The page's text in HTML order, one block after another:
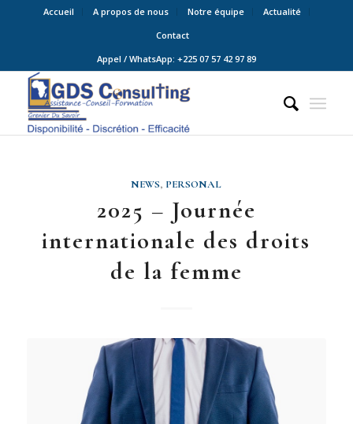
Accueil A propos de nous Notre équipe
Actualité
Contact
Appel / WhatsApp: +225 07 57 42 97 89
NEWS, PERSONAL
2025 – Journée
internationale des droits
de la femme